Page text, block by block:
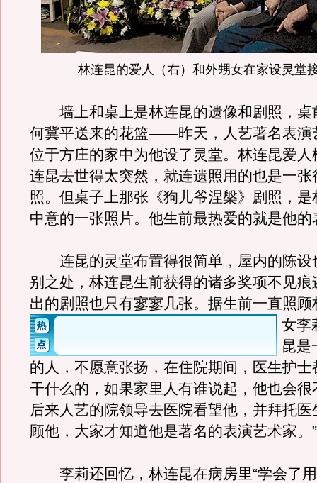
林连昆的爱人（右）和外甥女在家设灵堂
墙上和桌上是林连昆的遗像和剧照，桌
何冀平送来的花篮——昨天，人艺著名表演
位于方庄的家中为他设了灵堂。林连昆爱人
连昆去世得太突然，就连遗照用的也是一张
照。但桌子上那张《狗儿爷涅槃》剧照，
中意的一张照片。他生前最热爱的就是他的
连昆的灵堂布置得很简单，屋内的陈设
别之处，林连昆生前获得的诸多奖项不见痕
出的剧照也只有寥寥几张。 据生前一直照顾
女李
昆是
的人，不愿意张扬，在住院期间，医生护士
干什么的，如果家里人有谁说起，他也会很
后来人艺的院领导去医院看望他，并拜托
顾他，大家才知道他是著名的表演艺术家。”
李莉还回忆，林连昆在病房里“学会了